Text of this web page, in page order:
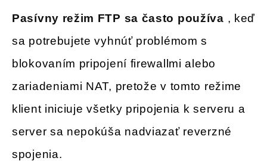
Pasívny režim FTP sa často používa , keď
sa potrebujete vyhnúť problémom s
blokovaním pripojení firewallmi alebo
zariadeniami NAT, pretože v tomto režime
klient iniciuje všetky pripojenia k serveru a
server sa nepokúša nadviazať reverzné
spojenia.